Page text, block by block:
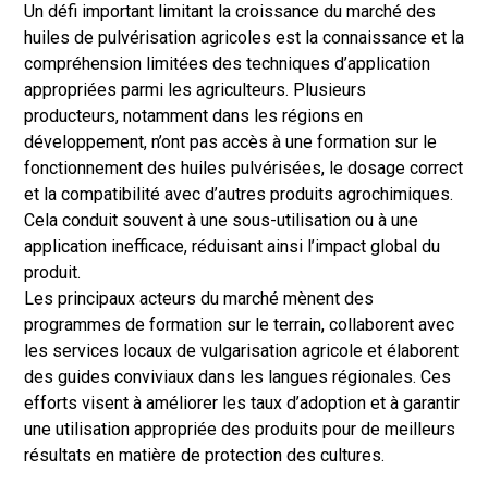
Un défi important limitant la croissance du marché des
huiles de pulvérisation agricoles est la connaissance et la
compréhension limitées des techniques d’application
appropriées parmi les agriculteurs. Plusieurs
producteurs, notamment dans les régions en
développement, n’ont pas accès à une formation sur le
fonctionnement des huiles pulvérisées, le dosage correct
et la compatibilité avec d’autres produits agrochimiques.
Cela conduit souvent à une sous-utilisation ou à une
application inefficace, réduisant ainsi l’impact global du
produit.
Les principaux acteurs du marché mènent des
programmes de formation sur le terrain, collaborent avec
les services locaux de vulgarisation agricole et élaborent
des guides conviviaux dans les langues régionales. Ces
efforts visent à améliorer les taux d’adoption et à garantir
une utilisation appropriée des produits pour de meilleurs
résultats en matière de protection des cultures.